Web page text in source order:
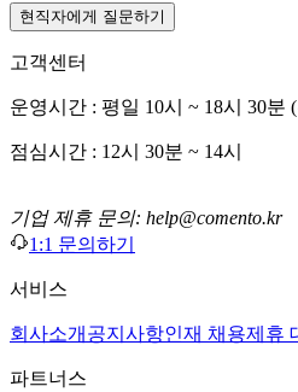
현직자에게 질문하기
고객센터
운영시간 : 평일 10시 ~ 18시 30분
점심시간 : 12시 30분 ~ 14시
기업 제휴 문의: help@comento.kr
1:1 문의하기
서비스
회사소개 공지사항인재 채용제휴
파트너스